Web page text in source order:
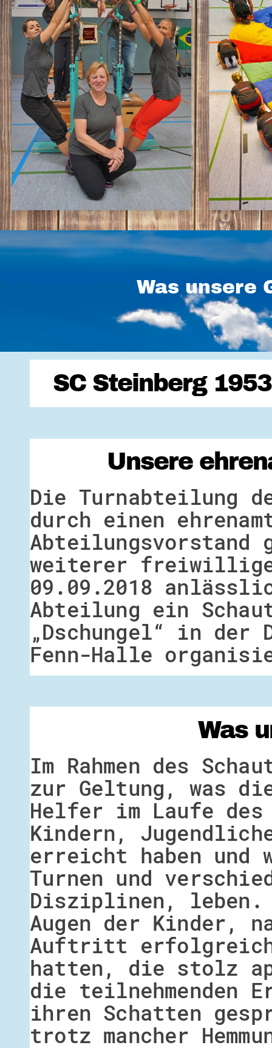
Was unsere
SC Steinberg
Unsere
Die Turnabteilung
durch einen
weiterer
09.09.2018
Abteilung ein
„Dschungel“ in der
Fenn-Halle
Was
Im Rahmen des
zur Geltung, was
Helfer im Laufe
Kindern,
erreicht haben
Turnen und
Disziplinen, leben.
Augen der Kinder,
Auftritt
hatten, die stolz
die teilnehmenden
ihren Schatten
trotz mancher